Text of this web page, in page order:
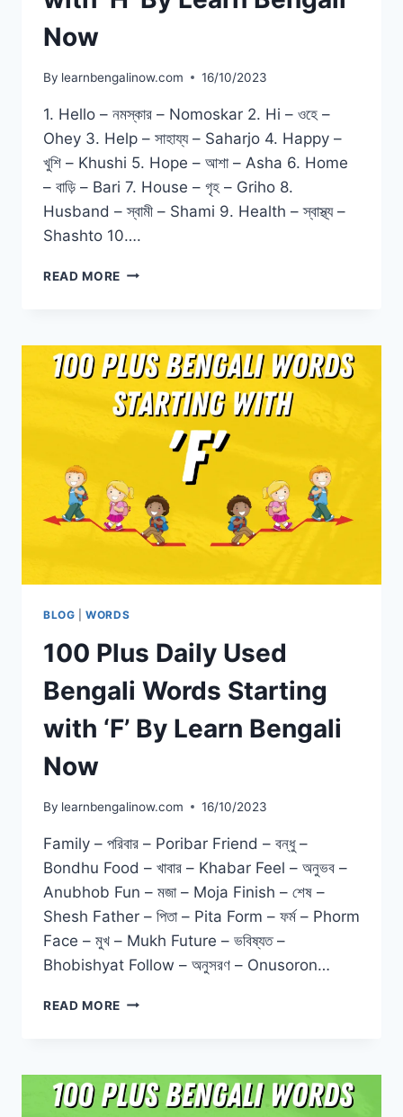
Now
By learnbengalinow.com 16/10/2023
1. Hello – নমস্কার – Nomoskar 2. Hi – ওহে –
Ohey 3. Help – সাহায্য – Saharjo 4. Happy –
খুশি – Khushi 5. Hope – আশা – Asha 6. Home
– বাড়ি – Bari 7. House – গৃহ – Griho 8.
Husband – স্বামী – Shami 9. Health – স্বাস্থ্য –
Shashto 10….
READ MORE
BLOG |WORDS
100 Plus Daily Used
Bengali Words Starting
with ‘F’ By Learn Bengali
Now
By learnbengalinow.com 16/10/2023
Family – পরিবার – Poribar Friend – বন্ধু –
Bondhu Food – খাবার – Khabar Feel – অনুভব –
Anubhob Fun – মজা – Moja Finish – শেষ –
Shesh Father – পিতা – Pita Form – ফর্ম – Phorm
Face – মুখ – Mukh Future – ভবিষ্যত –
Bhobishyat Follow – অনুসরণ – Onusoron…
READ MORE